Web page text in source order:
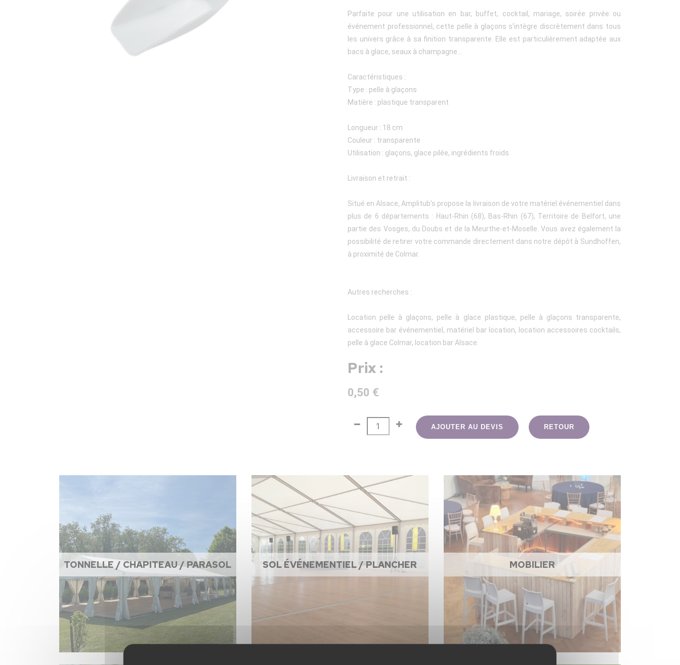
Parfaite pour une utilisation en bar, buffet, cocktail, mariage, soirée privée ou
événement professionnel, cette pelle à glaçons s’intègre discrètement dans tous
les univers grâce à sa finition transparente. Elle est particulièrement adaptée aux
bacs à glace, seaux à champagne...
Caractéristiques :
Type : pelle à glaçons
Matière : plastique transparent
Longueur : 18 cm
Couleur : transparente
Utilisation : glaçons, glace pilée, ingrédients froids
Livraison et retrait :
Situé en Alsace, Amplitub’s propose la livraison de votre matériel événementiel dans
plus de 6 départements : Haut-Rhin (68), Bas-Rhin (67), Territoire de Belfort, une
partie des Vosges, du Doubs et de la Meurthe-et-Moselle. Vous avez également la
possibilité de retirer votre commande directement dans notre dépôt à Sundhoffen,
à proximité de Colmar.
Autres recherches :
Location pelle à glaçons, pelle à glace plastique, pelle à glaçons transparente,
accessoire bar événementiel, matériel bar location, location accessoires cocktails,
pelle à glace Colmar, location bar Alsace.
Prix :
0,50 €
AJOUTER AU DEVIS RETOUR
TONNELLE / CHAPITEAU / PARASOL SOL ÉVÉNEMENTIEL / PLANCHER MOBILIER